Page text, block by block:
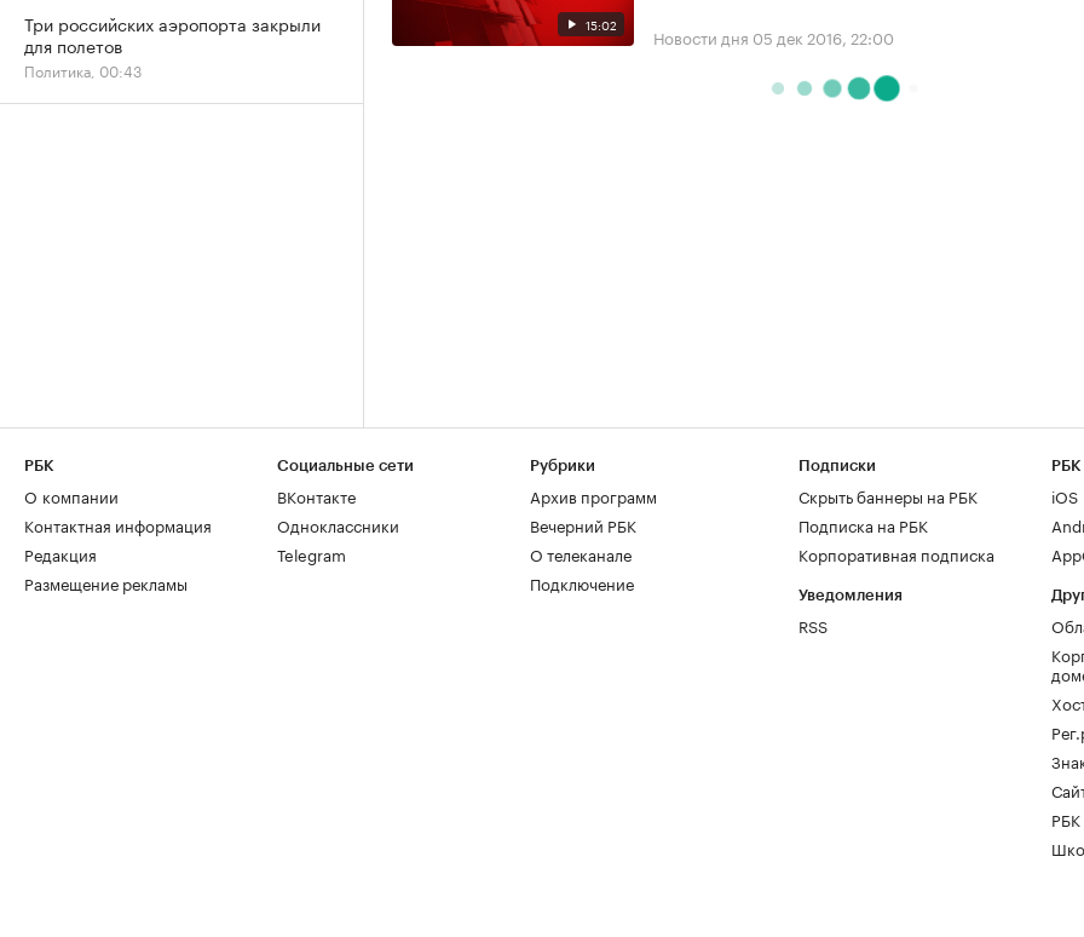
15:02 Новости дня 05 дек 2016, 22:00
Три российских аэропорта закрыли
для полетов
Политика, 00:43
РБК
О компании
Контактная информация
Редакция
Размещение рекламы
Социальные сети
ВКонтакте
Одноклассники
Telegram
Рубрики
Архив программ
Вечерний РБК
О телеканале
Подключение
Подписки
Скрыть баннеры на РБК
Подписка на РБК
Корпоративная подписка
Уведомления
RSS
РБК
iOS